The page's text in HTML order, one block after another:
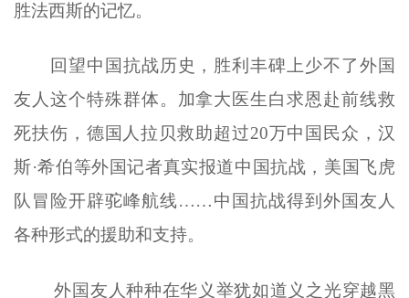
胜法西斯的记忆。
回望中国抗战历史，胜利丰碑上少不了外国
友人这个特殊群体。加拿大医生白求恩赴前线救
死扶伤，德国人拉贝救助超过20万中国民众，汉
斯·希伯等外国记者真实报道中国抗战，美国飞虎
队冒险开辟驼峰航线……中国抗战得到外国友人
各种形式的援助和支持。
外国友人种种在华义举犹如道义之光穿越黑